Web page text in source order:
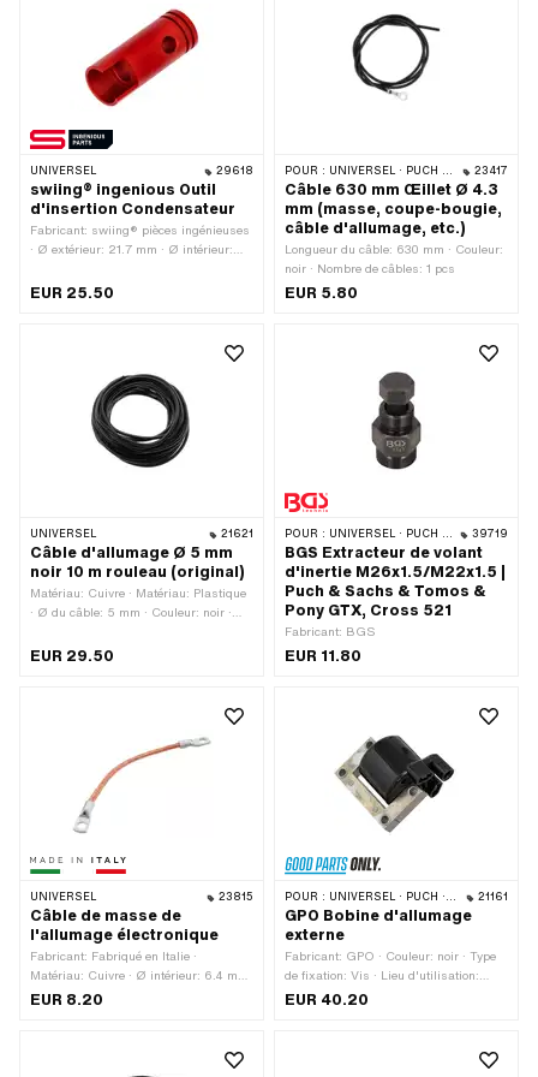
UNIVERSEL 29618
swiing® ingenious Outil
d'insertion Condensateur
Fabricant: swiing® pièces ingénieuses
· Ø extérieur: 21.7 mm · Ø intérieur:
Champ d'application: Outils spéciaux
EUR 25.50
POUR : UNIVERSEL · PUCH · SACHS · PIAGGIO · ZÜNDAPP BELMONDO · SOLEX · KREIDLER 23417
Câble 630 mm Œillet Ø 4.3
mm (masse, coupe-bougie,
câble d'allumage, etc.)
Longueur du câble: 630 mm · Couleur:
noir · Nombre de câbles: 1 pcs
EUR 5.80
UNIVERSEL 21621
Câble d'allumage Ø 5 mm
noir 10 m rouleau (original)
Matériau: Cuivre · Matériau: Plastique
· Ø du câble: 5 mm · Couleur: noir ·
Déparasité: Non · Longueur totale:
EUR 29.50
POUR : UNIVERSEL · PUCH · SACHS 39719
BGS Extracteur de volant
d'inertie M26x1.5/M22x1.5 |
Puch & Sachs & Tomos &
Pony GTX, Cross 521
Fabricant: BGS
EUR 11.80
UNIVERSEL 23815
Câble de masse de
l'allumage électronique
Fabricant: Fabriqué en Italie ·
Matériau: Cuivre · Ø intérieur: 6.4 mm
· Longueur du câble: 150 mm · Nombre
EUR 8.20
POUR : UNIVERSEL · PUCH · SACHS 21161
GPO Bobine d'allumage
externe
Fabricant: GPO · Couleur: noir · Type
de fixation: Vis · Lieu d'utilisation:
Externe (en dehors de l’allumage) ·
EUR 40.20